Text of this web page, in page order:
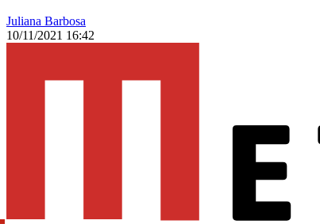
Juliana Barbosa
10/11/2021 16:42